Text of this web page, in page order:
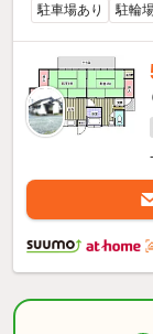
駐車場あり 駐輪